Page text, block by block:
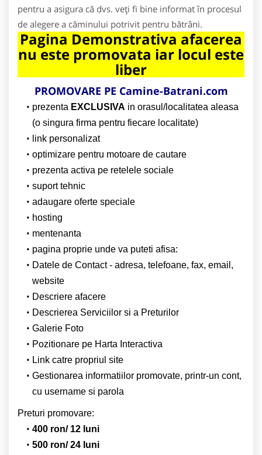
pentru a asigura că dvs. veți fi bine informat în procesul
de alegere a căminului potrivit pentru bătrâni.
Pagina Demonstrativa afacerea
nu este promovata iar locul este
liber
PROMOVARE PE Camine-Batrani.com
prezenta EXCLUSIVA in orasul/localitatea aleasa
(o singura firma pentru fiecare localitate)
link personalizat
optimizare pentru motoare de cautare
prezenta activa pe retelele sociale
suport tehnic
adaugare oferte speciale
hosting
mentenanta
pagina proprie unde va puteti afisa:
Datele de Contact - adresa, telefoane, fax, email,
website
Descriere afacere
Descrierea Serviciilor si a Preturilor
Galerie Foto
Pozitionare pe Harta Interactiva
Link catre propriul site
Gestionarea informatiilor promovate, printr-un cont,
cu username si parola
Preturi promovare:
400 ron/ 12 luni
500 ron/ 24 luni